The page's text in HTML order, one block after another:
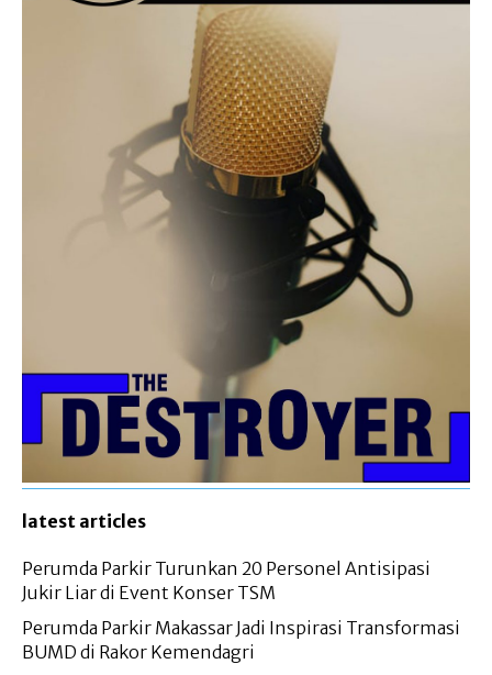
latest articles
Perumda Parkir Turunkan 20 Personel Antisipasi
Jukir Liar di Event Konser TSM
Perumda Parkir Makassar Jadi Inspirasi Transformasi
BUMD di Rakor Kemendagri